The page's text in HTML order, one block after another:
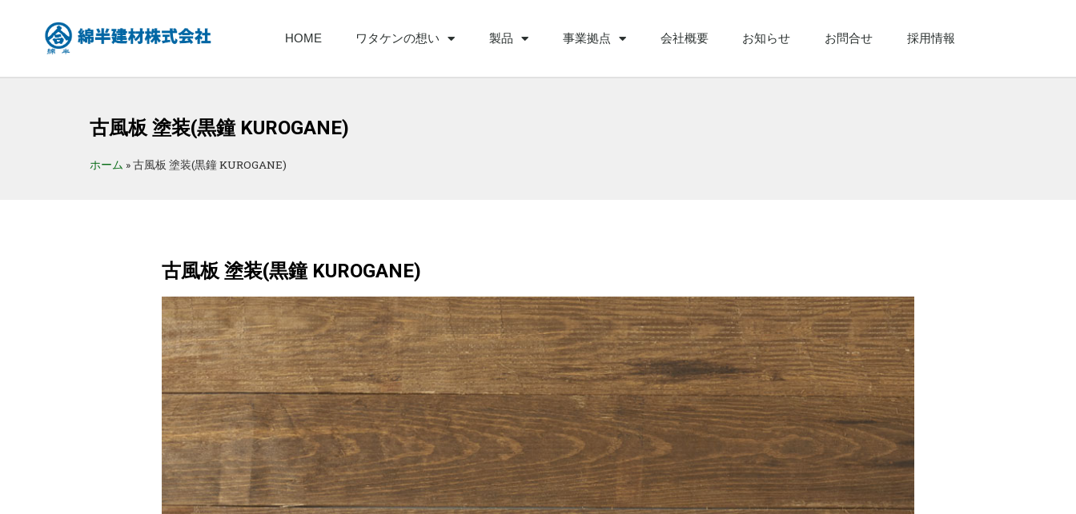
HOME ワタケンの想い 製品 事業拠点 会社概要 お知らせ お問合せ 採用情報
古風板 塗装(黒鐘 KUROGANE)
ホーム »古風板 塗装(黒鐘 KUROGANE)
古風板 塗装(黒鐘 KUROGANE)